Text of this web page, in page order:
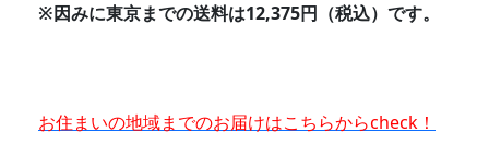
※因みに東京までの送料は12,375円（税込）です。
お住まいの地域までのお届けはこちらからcheck！